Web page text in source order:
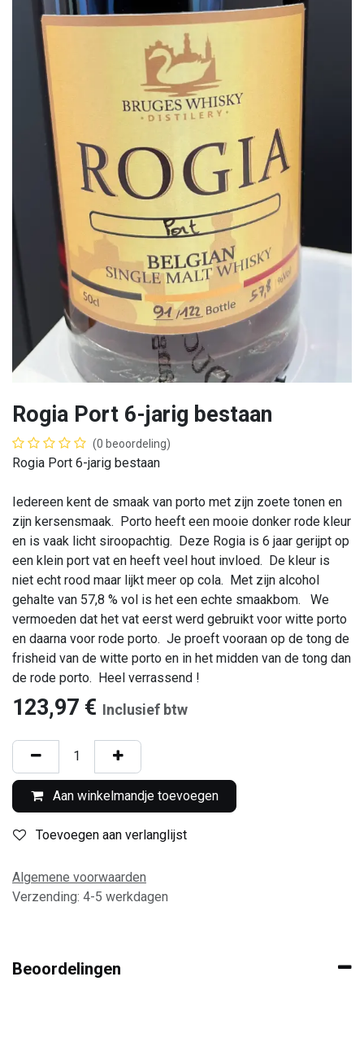
Rogia Port 6-jarig bestaan
(0 beoordeling)
Rogia Port 6-jarig bestaan
Iedereen kent de smaak van porto met zijn zoete tonen en
zijn kersensmaak. Porto heeft een mooie donker rode kleur
en is vaak licht siroopachtig. Deze Rogia is 6 jaar gerijpt op
een klein port vat en heeft veel hout invloed. De kleur is
niet echt rood maar lijkt meer op cola. Met zijn alcohol
gehalte van 57,8 % vol is het een echte smaakbom. We
vermoeden dat het vat eerst werd gebruikt voor witte porto
en daarna voor rode porto. Je proeft vooraan op de tong de
frisheid van de witte porto en in het midden van de tong dan
de rode porto. Heel verrassend !
123,97 € Inclusief btw
Aan winkelmandje toevoegen
Toevoegen aan verlanglijst
Algemene voorwaarden
Verzending: 4-5 werkdagen
Beoordelingen